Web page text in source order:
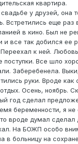
квартира.
у друзей, она
Встретились еще раз
в кино. Был не
и все так добился ее
к ней.
Все шло
Заберебенела.
руки. Вроде как
Осень, ноябрь.
год сделал
беременности, я не
вроде думал сделал
На БОЖП особо
в больницу на